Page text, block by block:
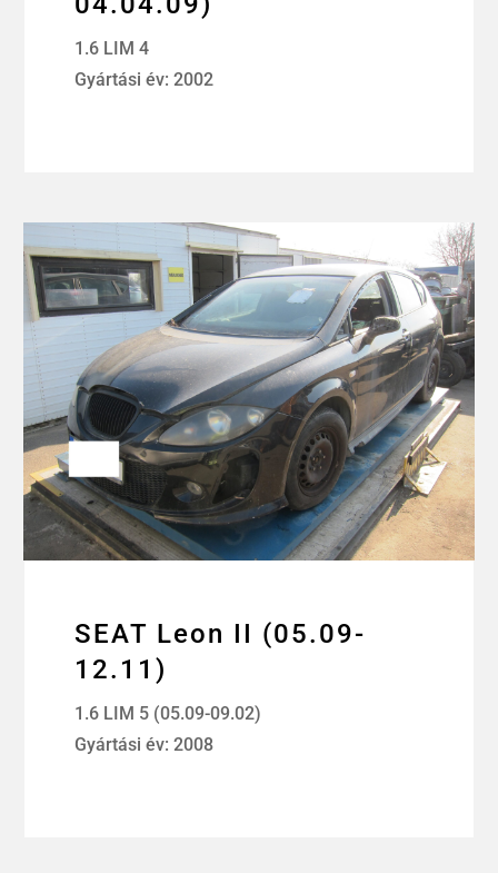
1.6 LIM 4
Gyártási év: 2002
SEAT Leon II (05.09-
12.11)
1.6 LIM 5 (05.09-09.02)
Gyártási év: 2008